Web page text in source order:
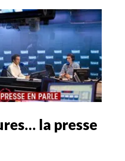
la presse